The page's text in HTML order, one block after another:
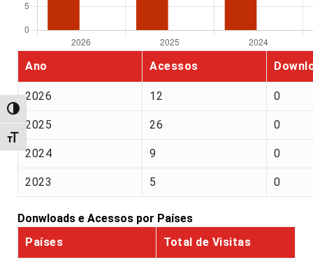
Alternar alto contraste
Alternar tamanho da fonte
Ano Acessos
2026 12 0
2025 26 0
2024 9 0
2023 5 0
Donwloads e Acessos por Países
Países
Total de Visitas